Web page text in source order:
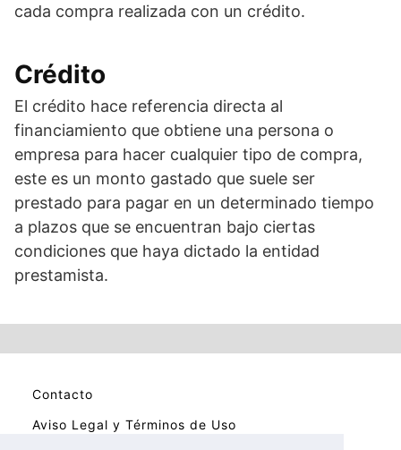
cada compra realizada con un crédito.
Crédito
El crédito hace referencia directa al
financiamiento que obtiene una persona o
empresa para hacer cualquier tipo de compra,
este es un monto gastado que suele ser
prestado para pagar en un determinado tiempo
a plazos que se encuentran bajo ciertas
condiciones que haya dictado la entidad
prestamista.
Contacto
Aviso Legal y Términos de Uso